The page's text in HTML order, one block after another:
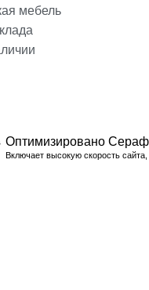
мебель
Оптимизировано
Включает высокую скорость